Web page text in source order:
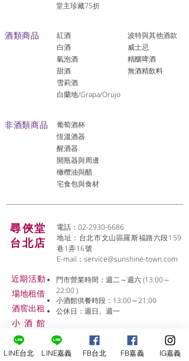
堂主珍藏75折
酒類商品
紅酒
白酒
氣泡酒
​甜酒
雪莉酒
白蘭地/Grapa/Orujo
波特與其他酒款
威士忌
精釀啤酒
​無酒精飲料
非酒類商品
葡萄酒杯
恆溫酒器
醒酒器
開瓶器與周邊
橄欖油與醋
宅食包與食材
尋俠堂
台北店
電話：02-2930-6686
地址：台北市文山區羅斯福路六段159
巷1弄16號
E-mail： service@sunshine-town.com
近期活動
場地租借
​酒窖出租
小酒 館
線上報名
門市營業時間：週二～週六 (13:00～
22:00 )
小酒館供餐時段：13:00～21:00
公休日：週日、週一
LINE台北 LINE嘉義 FB台北 FB嘉義 IG嘉義